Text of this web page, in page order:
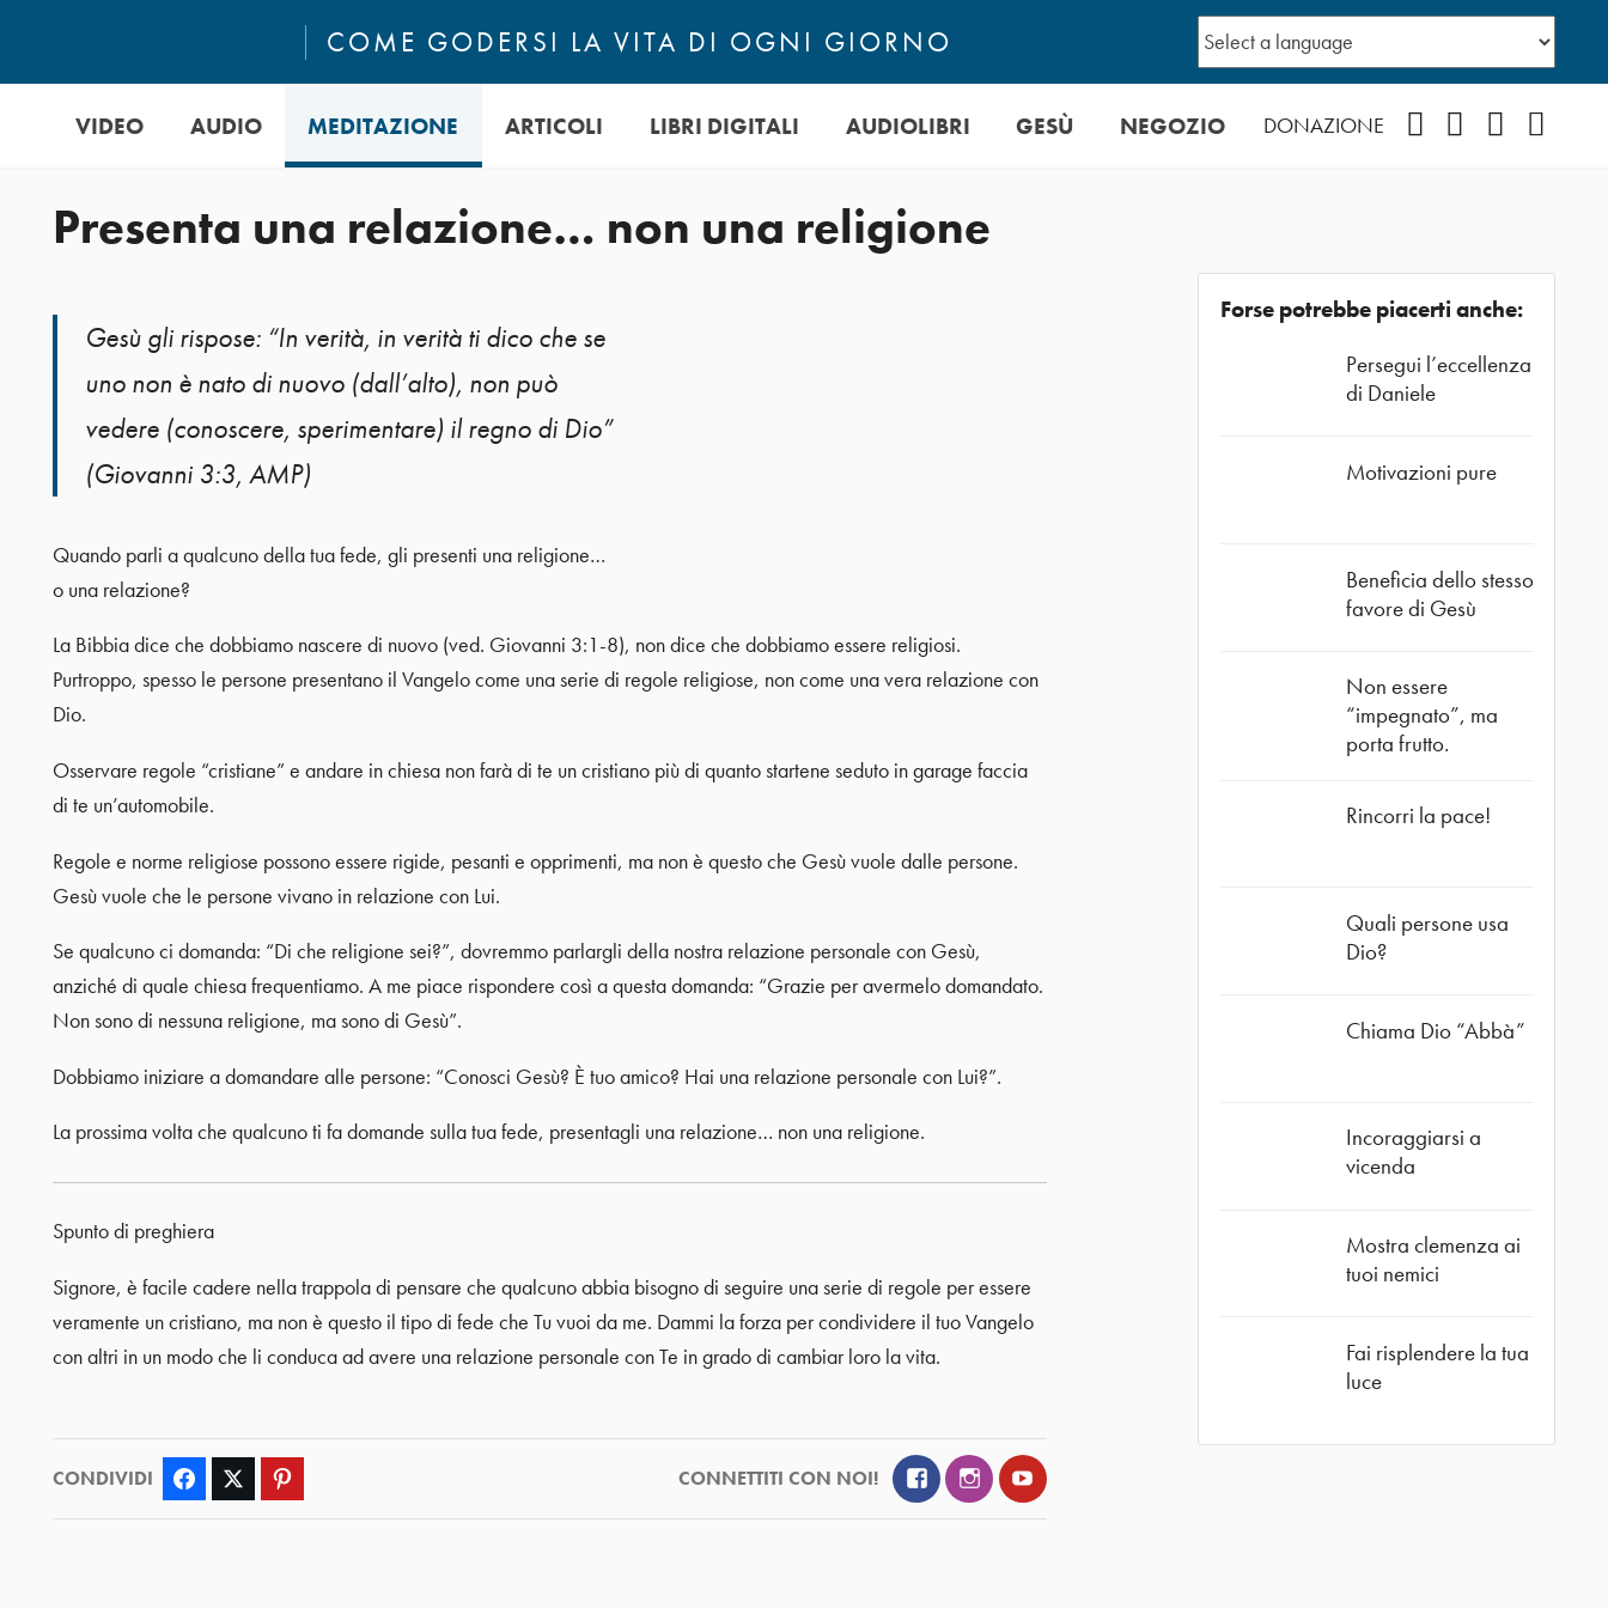
COME GODERSI LA VITA DI OGNI GIORNO
VIDEO AUDIO MEDITAZIONE ARTICOLI LIBRI DIGITALI AUDIOLIBRI GESÙ NEGOZIO DONAZIONE
Presenta una relazione… non una religione
Gesù gli rispose: “In verità, in verità ti dico che se
uno non è nato di nuovo (dall’alto), non può
vedere (conoscere, sperimentare) il regno di Dio”
(Giovanni 3:3, AMP)
Quando parli a qualcuno della tua fede, gli presenti una religione…
o una relazione?
La Bibbia dice che dobbiamo nascere di nuovo (ved. Giovanni 3:1-8), non dice che dobbiamo essere religiosi.
Purtroppo, spesso le persone presentano il Vangelo come una serie di regole religiose, non come una vera relazione con
Dio.
Osservare regole “cristiane” e andare in chiesa non farà di te un cristiano più di quanto startene seduto in garage faccia
di te un’automobile.
Regole e norme religiose possono essere rigide, pesanti e opprimenti, ma non è questo che Gesù vuole dalle persone.
Gesù vuole che le persone vivano in relazione con Lui.
Se qualcuno ci domanda: “Di che religione sei?”, dovremmo parlargli della nostra relazione personale con Gesù,
anziché di quale chiesa frequentiamo. A me piace rispondere così a questa domanda: “Grazie per avermelo domandato.
Non sono di nessuna religione, ma sono di Gesù”.
Dobbiamo iniziare a domandare alle persone: “Conosci Gesù? È tuo amico? Hai una relazione personale con Lui?”.
La prossima volta che qualcuno ti fa domande sulla tua fede, presentagli una relazione… non una religione.
Spunto di preghiera
Signore, è facile cadere nella trappola di pensare che qualcuno abbia bisogno di seguire una serie di regole per essere
veramente un cristiano, ma non è questo il tipo di fede che Tu vuoi da me. Dammi la forza per condividere il tuo Vangelo
con altri in un modo che li conduca ad avere una relazione personale con Te in grado di cambiar loro la vita.
CONDIVIDI Facebook Twitter CONNETTITI CON NOI! FacebookInstagramYouTube
Forse potrebbe piacerti anche:
Persegui l’eccellenza
di Daniele
Motivazioni pure
Beneficia dello stesso
favore di Gesù
Non essere
“impegnato”, ma
porta frutto.
Rincorri la pace!
Quali persone usa
Dio?
Chiama Dio “Abbà”
Incoraggiarsi a
vicenda
Mostra clemenza ai
tuoi nemici
Fai risplendere la tua
luce